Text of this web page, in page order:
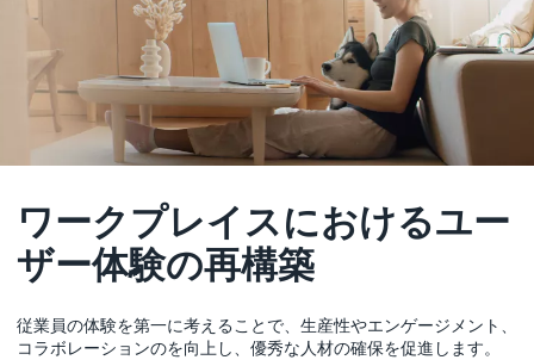
ワークプレイスにおけるユー
ザー体験の再構築
従業員の体験を第一に考えることで、生産性やエンゲージメント、
コラボレーションのを向上し、優秀な人材の確保を促進します。